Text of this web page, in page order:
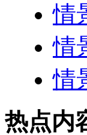
情
情
情
热点内